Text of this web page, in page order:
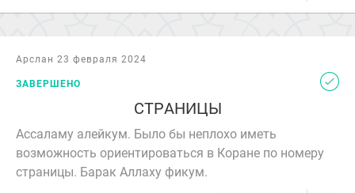
Арслан 23 февраля 2024
ЗАВЕРШЕНО
СТРАНИЦЫ
Ассаламу алейкум. Было бы неплохо иметь
возможность ориентироваться в Коране по номеру
страницы. Барак Аллаху фикум.